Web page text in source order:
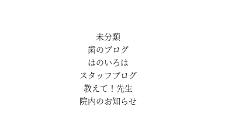
未分類
歯のブログ
はのいろは
スタッフブログ
教えて！先生
院内のお知らせ